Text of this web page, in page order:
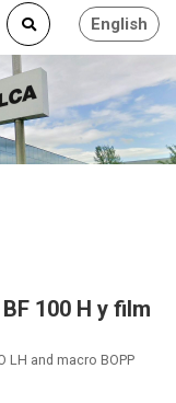
English
100 H y film
LH and macro BOPP